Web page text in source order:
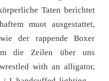
Taten berichtet
muot ausgestattet,
der rappende Boxer
die Zeilen über uns
with an alligator,